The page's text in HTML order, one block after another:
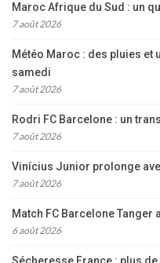
Maroc Afrique du Sud : un
7 août 2026
Météo Maroc : des pluies et
samedi
7 août 2026
Rodri FC Barcelone : un
7 août 2026
Vinícius Junior prolonge
7 août 2026
Match FC Barcelone
6 août 2026